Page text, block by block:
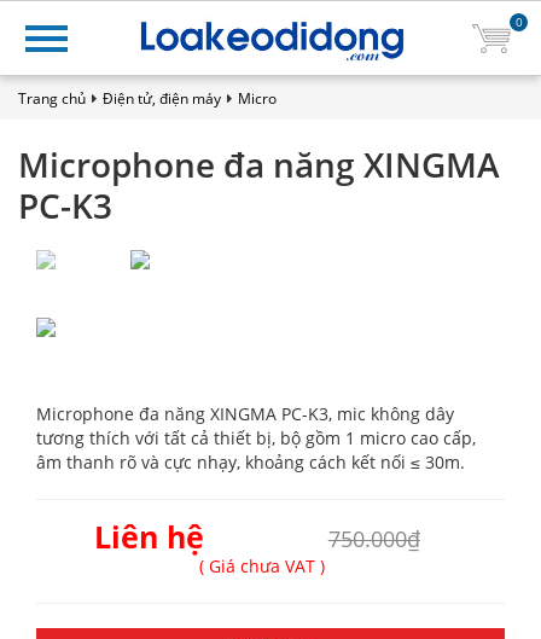
0
Trang chủ Điện tử, điện máy Micro
Microphone đa năng XINGMA
PC-K3
Microphone đa năng XINGMA PC-K3, mic không dây
tương thích với tất cả thiết bị, bộ gồm 1 micro cao cấp,
âm thanh rõ và cực nhạy, khoảng cách kết nối ≤ 30m.
Liên hệ 750.000₫
( Giá chưa VAT )